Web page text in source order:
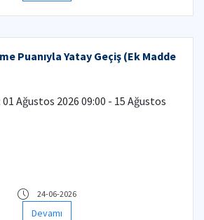
Puanıyla Yatay Geçiş (Ek Madde
24-06-2026
Devamı